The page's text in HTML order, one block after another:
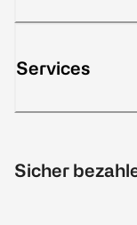
Services
Sicher